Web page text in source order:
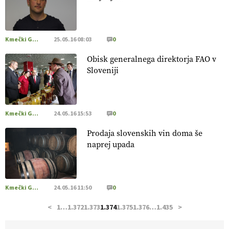
pridelava aronije
v dobrem desetletju zrasla v uspešno
kmetijsko in podjetniško zgodbo.
https://t.co/EulJoSBYMi @EUAgri #IMCAP #CAP
https://t.co/xp1oihBDaJ
[EKOloško = LOGIČNO
Ekološka vina so vse bolj iskana
doma in v tujini
. Zato je ekološka pridelava odlična priložnost
za slovenske vinarje
@EUAgri #IMCAP #CAP https://t.co/01qpoeLyNP
[EKOloško = LOGIČNO ] Mladi
kmetijstva in uspešno prenovo kmetij
https://t.co/RRn8unbwXp @EUAgri #IMCAP #CAP
https://t.co/mnLHFv2VuP
Kmečki Glas 25.05.16 08:03 0
Obisk generalnega direktorja FAO v
Sloveniji
Kmečki Glas 24.05.16 15:53 0
Prodaja slovenskih vin doma še
naprej upada
Kmečki Glas 24.05.16 11:50 0
< 1…1.3721.3731.3741.3751.376…1.435 >